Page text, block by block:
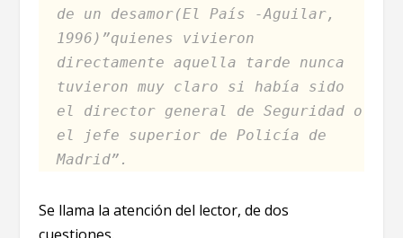
de un desamor(El País -Aguilar,
1996)”quienes vivieron
directamente aquella tarde nunca
tuvieron muy claro si había sido
el director general de Seguridad o
el jefe superior de Policía de
Madrid”.
Se llama la atención del lector, de dos